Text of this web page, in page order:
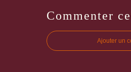
Commenter
Ajouter un